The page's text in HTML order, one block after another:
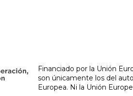
Financiado por la Unión
son únicamente los del
Europea. Ni la Unión